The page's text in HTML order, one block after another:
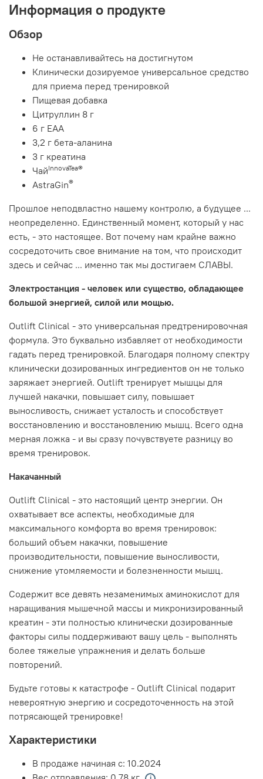
Информация о продукте
Обзор
Не останавливайтесь на достигнутом
Клинически дозируемое универсальное средство
для приема перед тренировкой
Пищевая добавка
Цитруллин 8 г
6 г EAA
3,2 г бета-аланина
3 г креатина
ЧайInnovaTea®
AstraGin®
Прошлое неподвластно нашему контролю, а будущее ...
неопределенно. Единственный момент, который у нас
есть, - это настоящее. Вот почему нам крайне важно
сосредоточить свое внимание на том, что происходит
здесь и сейчас ... именно так мы достигаем СЛАВЫ.
Электростанция - человек или существо, обладающее
большой энергией, силой или мощью.
Outlift Clinical - это универсальная предтренировочная
формула. Это буквально избавляет от необходимости
гадать перед тренировкой. Благодаря полному спектру
клинически дозированных ингредиентов он не только
заряжает энергией. Outlift тренирует мышцы для
лучшей накачки, повышает силу, повышает
выносливость, снижает усталость и способствует
восстановлению и восстановлению мышц. Всего одна
мерная ложка - и вы сразу почувствуете разницу во
время тренировок.
Накачанный
Outlift Clinical - это настоящий центр энергии. Он
охватывает все аспекты, необходимые для
максимального комфорта во время тренировок:
больший объем накачки, повышение
производительности, повышение выносливости,
снижение утомляемости и болезненности мышц.
Содержит все девять незаменимых аминокислот для
наращивания мышечной массы и микронизированный
креатин - эти полностью клинически дозированные
факторы силы поддерживают вашу цель - выполнять
более тяжелые упражнения и делать больше
повторений.
Будьте готовы к катастрофе - Outlift Clinical подарит
невероятную энергию и сосредоточенность на этой
потрясающей тренировке!
Характеристики
В продаже начиная с: 10.2024